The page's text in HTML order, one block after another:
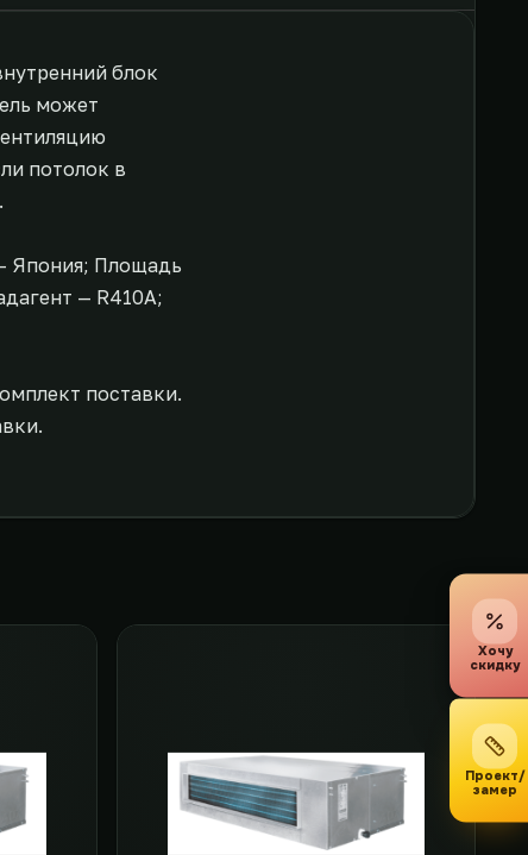
блок
может
потолок в
Япония; Площадь
— R410A;
поставки.
Хочу
скидку
Проект/
замер